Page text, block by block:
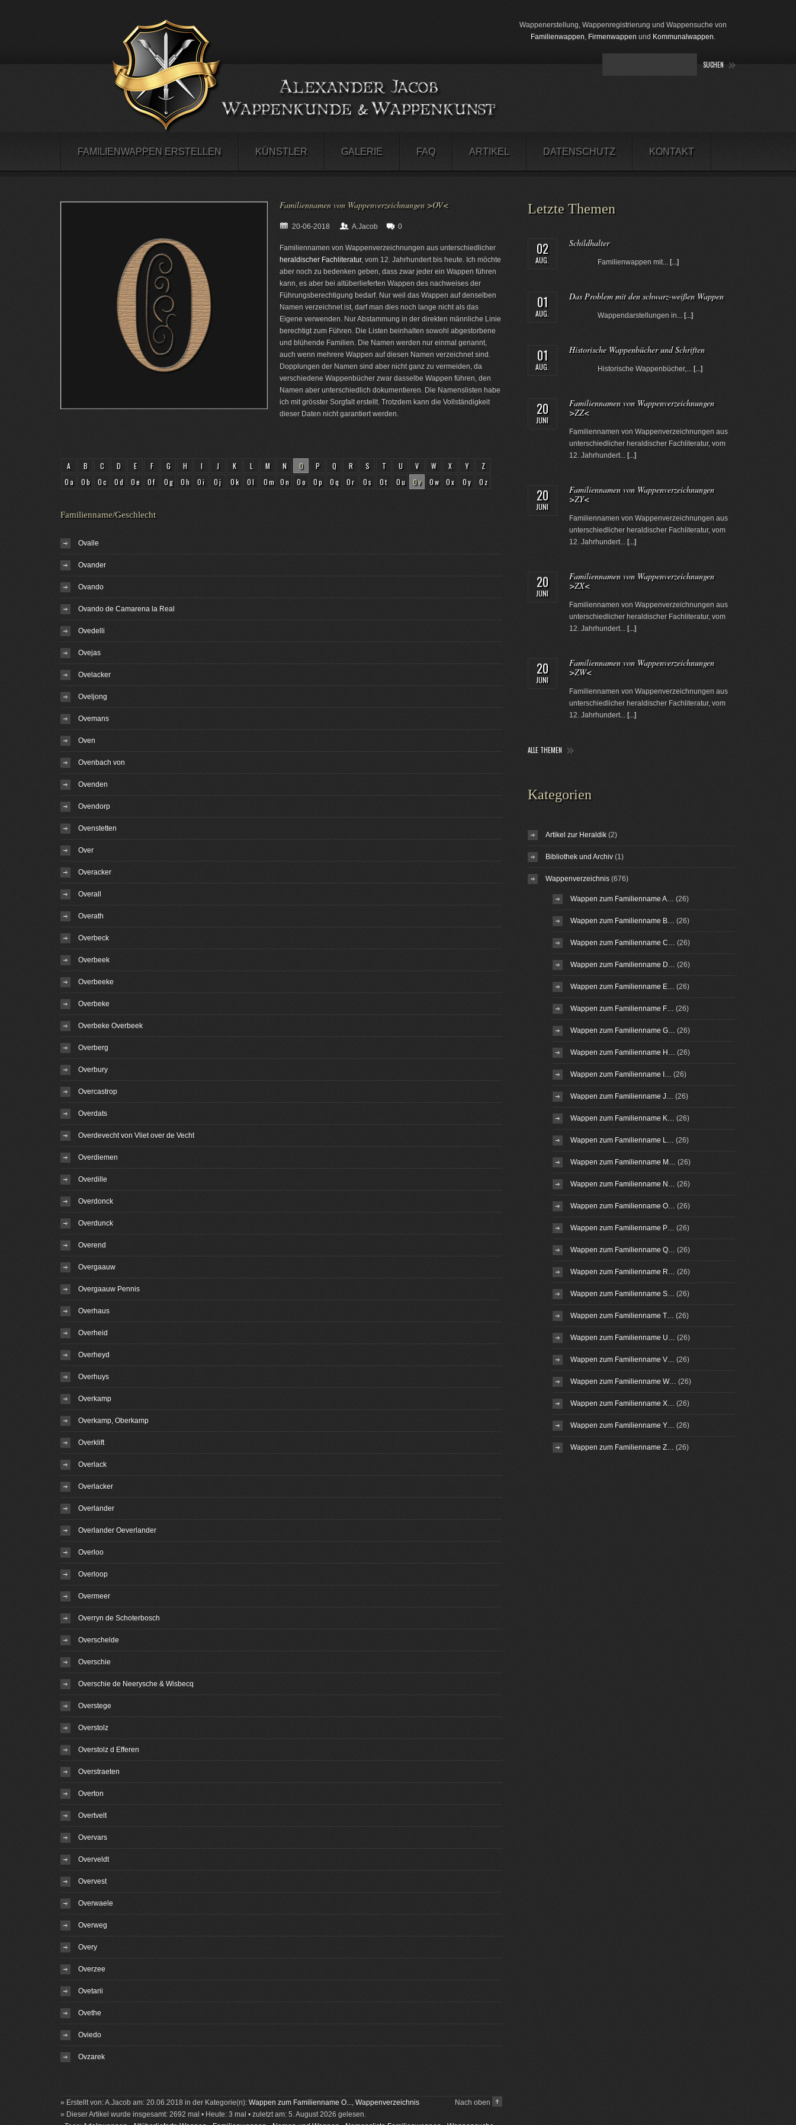
Wappenerstellung, Wappenregistrierung und Wappensuche von
Familienwappen, Firmenwappen und Kommunalwappen.
FAMILIENWAPPEN ERSTELLEN KÜNSTLER GALERIE FAQ ARTIKEL DATENSCHUTZ KONTAKT
Familiennamen von Wappenverzeichnungen >OV<
20-06-2018 A.Jacob 0
Familiennamen von Wappenverzeichnungen aus unterschiedlicher
heraldischer Fachliteratur, vom 12. Jahrhundert bis heute. Ich möchte
aber noch zu bedenken geben, dass zwar jeder ein Wappen führen
kann, es aber bei altüberlieferten Wappen des nachweises der
Führungsberechtigung bedarf. Nur weil das Wappen auf denselben
Namen verzeichnet ist, darf man dies noch lange nicht als das
Eigene verwenden. Nur Abstammung in der direkten männliche Linie
berechtigt zum Führen. Die Listen beinhalten sowohl abgestorbene
und blühende Familien. Die Namen werden nur einmal genannt,
auch wenn mehrere Wappen auf diesen Namen verzeichnet sind.
Dopplungen der Namen sind aber nicht ganz zu vermeiden, da
verschiedene Wappenbücher zwar dasselbe Wappen führen, den
Namen aber unterschiedlich dokumentieren. Die Namenslisten habe
ich mit grösster Sorgfalt erstellt. Trotzdem kann die Vollständigkeit
dieser Daten nicht garantiert werden.
A B C D E F G H I J K L M N O P Q R S T U V W X Y
Z
Oa
Ob Oc Od Oe Of Og Oh Oi Oj Ok Ol Om On Oo Op Oq Or Os Ot Ou Ov Ow Ox Oy Oz
Familienname/Geschlecht
Ovalle
Ovander
Ovando
Ovando de Camarena la Real
Ovedelli
Ovejas
Ovelacker
Oveljong
Ovemans
Oven
Ovenbach von
Ovenden
Ovendorp
Ovenstetten
Over
Overacker
Overall
Overath
Overbeck
Overbeek
Overbeeke
Overbeke
Overbeke Overbeek
Overberg
Overbury
Overcastrop
Overdats
Overdevecht von Vliet over de Vecht
Overdiemen
Overdille
Overdonck
Overdunck
Overend
Overgaauw
Overgaauw Pennis
Overhaus
Overheid
Overheyd
Overhuys
Overkamp
Overkamp, Oberkamp
Overklift
Overlack
Overlacker
Overlander
Overlander Oeverlander
Overloo
Overloop
Overmeer
Overryn de Schoterbosch
Overschelde
Overschie
Overschie de Neerysche & Wisbecq
Overstege
Overstolz
Overstolz d Efferen
Overstraeten
Overton
Overtvelt
Overvars
Overveldt
Overvest
Overwaele
Overweg
Overy
Overzee
Ovetarii
Ovethe
Oviedo
Ovzarek
Nach oben
» Erstellt von: A.Jacob am: 20.06.2018 in der Kategorie(n): Wappen zum Familienname O..., Wappenverzeichnis
» Dieser Artikel wurde insgesamt: 2692 mal • Heute: 3 mal • zuletzt am: 5. August 2026 gelesen.
Letzte Themen
02
AUG.
Schildhalter
Familienwappen mit... [...]
01
AUG.
Das Problem mit den schwarz-weißen Wappen
Wappendarstellungen in... [...]
01
AUG.
Historische Wappenbücher und Schriften
Historische Wappenbücher,... [...]
20
JUNI
Familiennamen von Wappenverzeichnungen
>ZZ<
Familiennamen von Wappenverzeichnungen aus
unterschiedlicher heraldischer Fachliteratur, vom
12. Jahrhundert... [...]
20
JUNI
Familiennamen von Wappenverzeichnungen
>ZY<
Familiennamen von Wappenverzeichnungen aus
unterschiedlicher heraldischer Fachliteratur, vom
12. Jahrhundert... [...]
20
JUNI
Familiennamen von Wappenverzeichnungen
>ZX<
Familiennamen von Wappenverzeichnungen aus
unterschiedlicher heraldischer Fachliteratur, vom
12. Jahrhundert... [...]
20
JUNI
Familiennamen von Wappenverzeichnungen
>ZW<
Familiennamen von Wappenverzeichnungen aus
unterschiedlicher heraldischer Fachliteratur, vom
12. Jahrhundert... [...]
ALLE THEMEN
Kategorien
Artikel zur Heraldik(2)
Bibliothek und Archiv(1)
Wappenverzeichnis(676)
Wappen zum Familienname A… (26)
Wappen zum Familienname B… (26)
Wappen zum Familienname C… (26)
Wappen zum Familienname D… (26)
Wappen zum Familienname E… (26)
Wappen zum Familienname F… (26)
Wappen zum Familienname G… (26)
Wappen zum Familienname H… (26)
Wappen zum Familienname I… (26)
Wappen zum Familienname J… (26)
Wappen zum Familienname K… (26)
Wappen zum Familienname L… (26)
Wappen zum Familienname M… (26)
Wappen zum Familienname N… (26)
Wappen zum Familienname O… (26)
Wappen zum Familienname P… (26)
Wappen zum Familienname Q… (26)
Wappen zum Familienname R… (26)
Wappen zum Familienname S… (26)
Wappen zum Familienname T… (26)
Wappen zum Familienname U… (26)
Wappen zum Familienname V… (26)
Wappen zum Familienname W… (26)
Wappen zum Familienname X… (26)
Wappen zum Familienname Y… (26)
Wappen zum Familienname Z… (26)